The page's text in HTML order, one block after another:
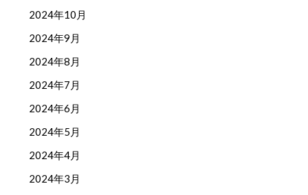
2024年10月
2024年9月
2024年8月
2024年7月
2024年6月
2024年5月
2024年4月
2024年3月